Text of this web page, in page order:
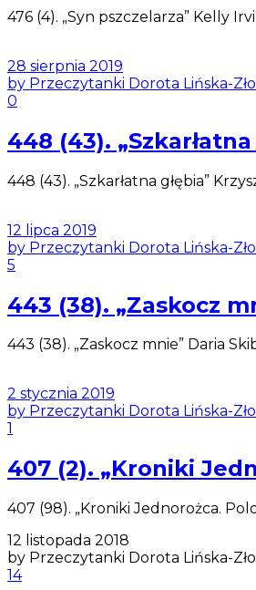
476 (4). „Syn pszczelarza” Kelly
28 sierpnia 2019
by Przeczytanki Dorota Lińska-
0
448 (43).
448 (43). „Szkarłatna głębia”
12 lipca 2019
by Przeczytanki Dorota Lińska-
5
443 (38). „Zaskocz
443 (38). „Zaskocz mnie” Daria
2 stycznia 2019
by Przeczytanki Dorota Lińska-
1
407 (2). „Kroniki
407 (98). „Kroniki Jednorożca.
12 listopada 2018
by Przeczytanki Dorota Lińska-
14